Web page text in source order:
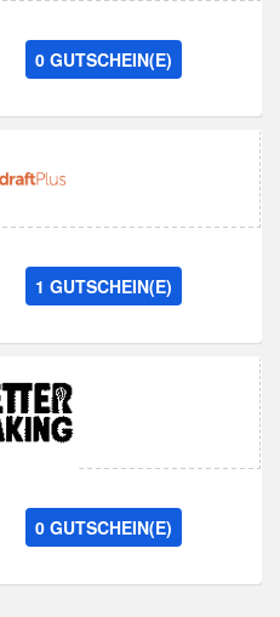
0 GUTSCHEIN(E)
1 GUTSCHEIN(E)
0 GUTSCHEIN(E)